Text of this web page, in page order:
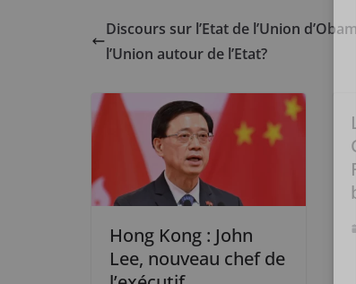
Discours sur l’Etat de l’Union
l’Union autour de l’Etat?
Hong Kong : John
Lee, nouveau chef de